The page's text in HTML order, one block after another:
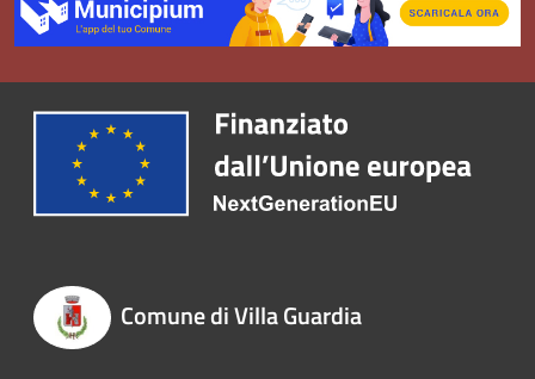
Comune di Villa Guardia